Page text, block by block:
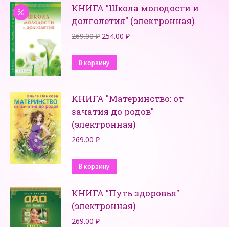
КНИГА "Школа молодости и
долголетия" (электронная)
269.00₽ Первоначальная
составляла
254.00 ₽Текущая
В корзину
КНИГА "Материнство: от
зачатия до родов"
(электронная)
269.00 ₽
В корзину
КНИГА "Путь здоровья"
(электронная)
269.00 ₽